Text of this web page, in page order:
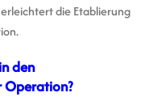
die Etablierung
den
Operation?